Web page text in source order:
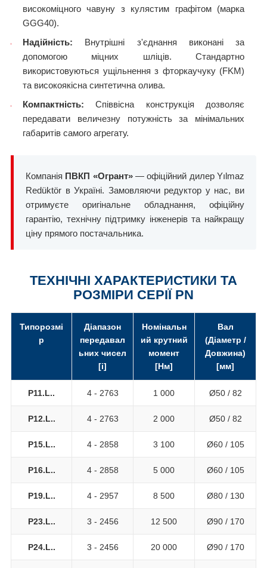
високоміцного чавуну з кулястим графітом (марка
GGG40).
Надійність: Внутрішні з'єднання виконані за
допомогою міцних шліців. Стандартно
використовуються ущільнення з фторкаучуку (FKM)
та високоякісна синтетична олива.
Компактність: Співвісна конструкція дозволяє
передавати величезну потужність за мінімальних
габаритів самого агрегату.
Компанія ПВКП «Огрант»— офіційний дилер Yılmaz
Redüktör в Україні. Замовляючи редуктор у нас, ви
отримуєте оригінальне обладнання, офіційну
гарантію, технічну підтримку інженерів та найкращу
ціну прямого постачальника.
ТЕХНІЧНІ ХАРАКТЕРИСТИКИ ТА
РОЗМІРИ СЕРІЇ PN
Типорозмі
р
Діапазон
передавал
ьних чисел
[i]
Номінальн
ий крутний
момент
[Нм]
Вал
(Діаметр /
Довжина)
[мм]
P11.L.. 4 - 2763 1 000 Ø50 / 82
P12.L.. 4 - 2763 2 000 Ø50 / 82
P15.L.. 4 - 2858 3 100 Ø60 / 105
P16.L.. 4 - 2858 5 000 Ø60 / 105
P19.L.. 4 - 2957 8 500 Ø80 / 130
P23.L.. 3 - 2456 12 500 Ø90 / 170
P24.L.. 3 - 2456 20 000 Ø90 / 170